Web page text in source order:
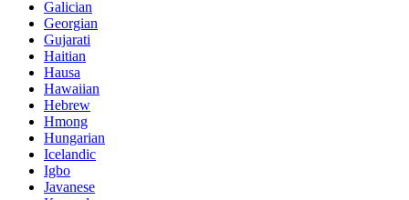
Galician
Georgian
Gujarati
Haitian
Hausa
Hawaiian
Hebrew
Hmong
Hungarian
Icelandic
Igbo
Javanese